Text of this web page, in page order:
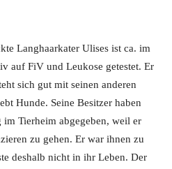
Langhaarkater Ulises ist ca. im
auf FiV und Leukose getestet. Er
sich gut mit seinen anderen
Hunde. Seine Besitzer haben
Tierheim abgegeben, weil er
zu gehen. Er war ihnen zu
deshalb nicht in ihr Leben. Der